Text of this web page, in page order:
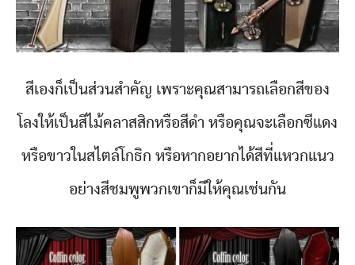
สีเองก็เป็นส่วนสำคัญ เพราะคุณสามารถเลือกสีของ
โลงให้เป็นสีไม้คลาสสิกหรือสีดำ หรือคุณจะเลือกซีแดง
หรือขาวในสไตล์โกธิก หรือหากอยากได้สีที่แหวกแนว
อย่างสีชมพูพวกเขาก็มีให้คุณเช่นกัน